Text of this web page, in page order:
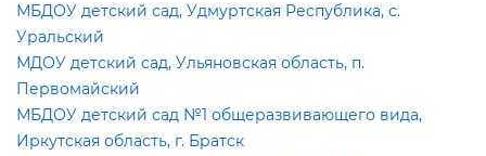
МБДОУ детский сад, Удмуртская Республика, с.
Уральский
МДОУ детский сад, Ульяновская область, п.
Первомайский
МБДОУ детский сад №1 общеразвивающего вида,
Иркутская область, г. Братск